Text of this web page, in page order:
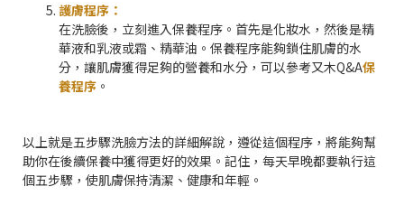
護膚程序：
在洗臉後，立刻進入保養程序。首先是化妝水，然後是精
華液和乳液或霜、精華油。保養程序能夠鎖住肌膚的水
分，讓肌膚獲得足夠的營養和水分，可以參考又木Q&A保
養程序 。
以上就是五步驟洗臉方法的詳細解說，遵從這個程序，將能夠幫
助你在後續保養中獲得更好的效果。記住，每天早晚都要執行這
個五步驟，使肌膚保持清潔、健康和年輕。